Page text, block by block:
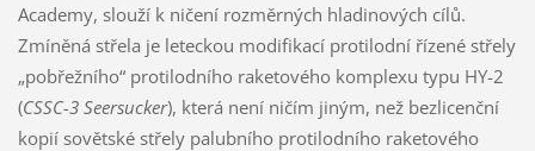
Academy, slouží k ničení rozměrných hladinových cílů.
Zmíněná střela je leteckou modifikací protilodní řízené střely
„pobřežního“ protilodního raketového komplexu typu HY-2
(CSSC-3 Seersucker), která není ničím jiným, než bezlicenční
kopií sovětské střely palubního protilodního raketového